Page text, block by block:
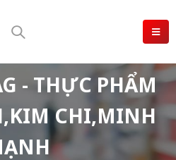
- THỰC PHẨM
CHI,MINH